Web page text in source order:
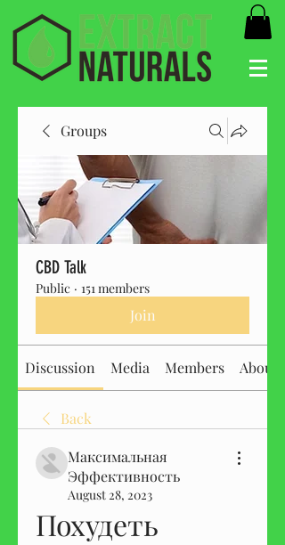
Groups
CBD Talk
Public · 151 members
Join
Discussion Media Members About
Back
Максимальная
Эффективность
August 28, 2023
Похудеть